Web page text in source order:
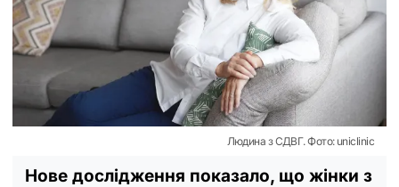
Людина з СДВГ. Фото: uniclinic
Нове дослідження показало, що жінки з